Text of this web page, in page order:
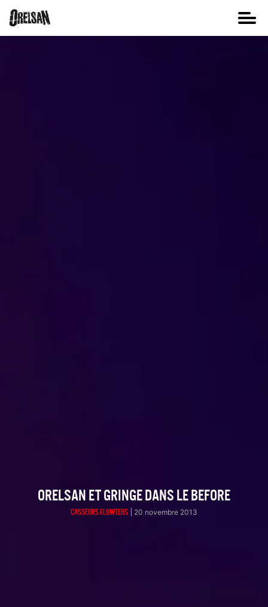
ORELSAN ET GRINGE DANS LE BEFORE
CASSEURS FLOWTERS 20 novembre 2013